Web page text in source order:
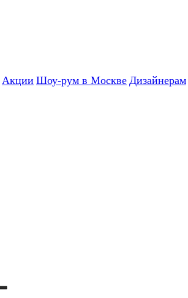
Акции Шоу-рум в Москве Дизайнерам